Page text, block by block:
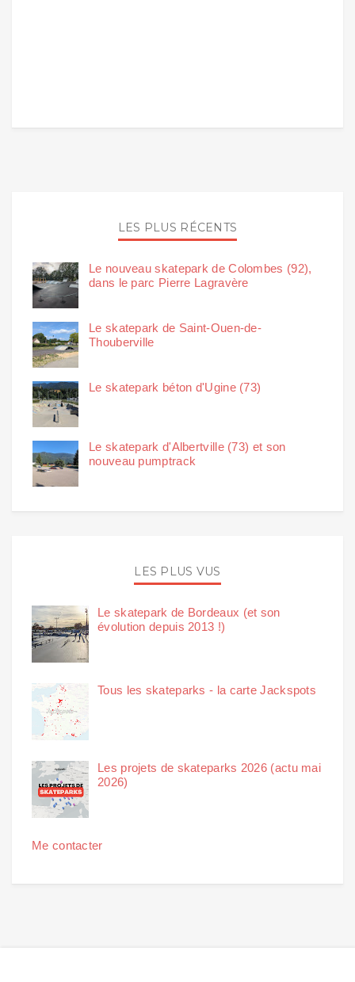
LES PLUS RÉCENTS
Le nouveau skatepark de Colombes (92),
dans le parc Pierre Lagravère
Le skatepark de Saint-Ouen-de-
Thouberville
Le skatepark béton d'Ugine (73)
Le skatepark d'Albertville (73) et son
nouveau pumptrack
LES PLUS VUS
Le skatepark de Bordeaux (et son
évolution depuis 2013 !)
Tous les skateparks - la carte Jackspots
Les projets de skateparks 2026 (actu mai
2026)
Me contacter